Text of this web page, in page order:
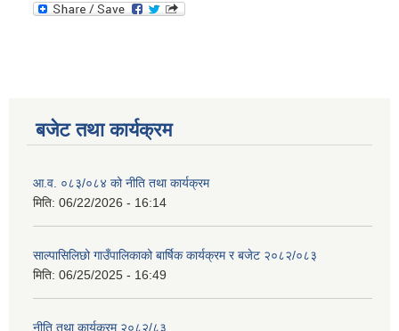
बजेट तथा कार्यक्रम
आ.व. ०८३/०८४ को नीति तथा कार्यक्रम
मिति: 06/22/2026 - 16:14
साल्पासिलिछो गाउँपालिकाको बार्षिक कार्यक्रम र बजेट २०८२/०८३
मिति: 06/25/2025 - 16:49
नीति तथा कार्यक्रम २०८२/८३